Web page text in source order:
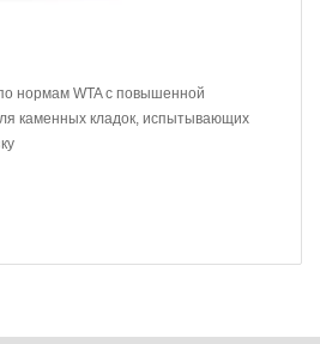
нормам WTA с повышенной
каменных кладок, испытывающих